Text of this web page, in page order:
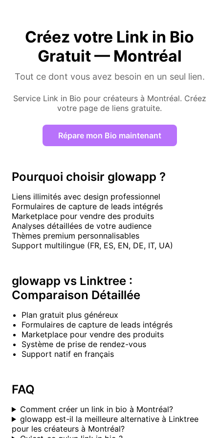
Créez votre Link in Bio
Gratuit — Montréal
Tout ce dont vous avez besoin en un seul lien.
Service Link in Bio pour créateurs à Montréal. Créez
votre page de liens gratuite.
Répare mon Bio maintenant
Pourquoi choisir glowapp ?
Liens illimités avec design professionnel
Formulaires de capture de leads intégrés
Marketplace pour vendre des produits
Analyses détaillées de votre audience
Thèmes premium personnalisables
Support multilingue (FR, ES, EN, DE, IT, UA)
glowapp vs Linktree :
Comparaison Détaillée
Plan gratuit plus généreux
Formulaires de capture de leads intégrés
Marketplace pour vendre des produits
Système de prise de rendez-vous
Support natif en français
FAQ
Comment créer un link in bio à Montréal?
glowapp est-il la meilleure alternative à Linktree
pour les créateurs à Montréal?